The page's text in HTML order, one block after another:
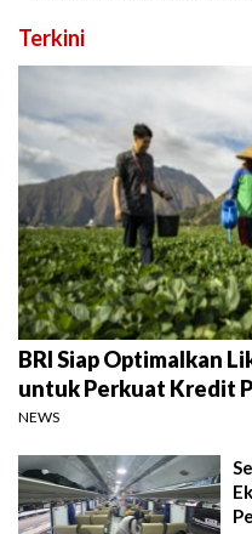
Terkini
BRI Siap Optimalkan
untuk Perkuat Kredit
NEWS